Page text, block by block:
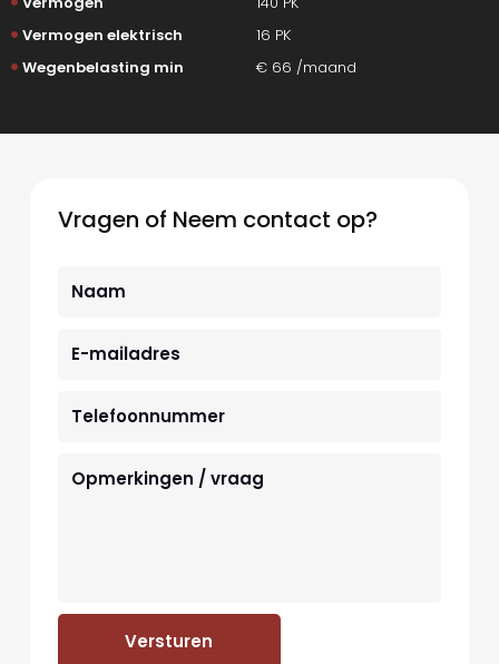
Vermogen elektrisch
16 PK
Wegenbelasting min
€ 66 /maand
Vragen of Neem contact op?
Versturen